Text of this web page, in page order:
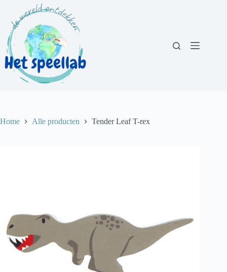
inhoud
Home Alle producten Tender Leaf T-rex